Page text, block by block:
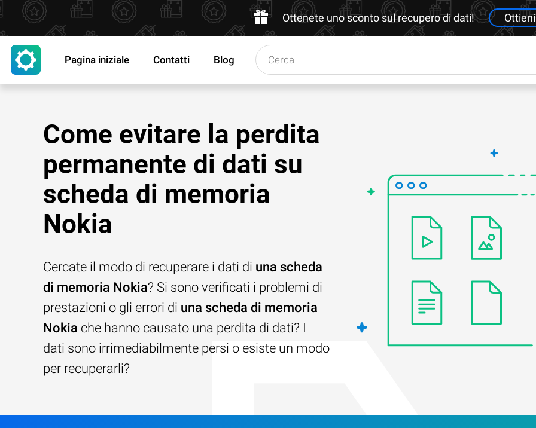
Ottenete uno sconto sul recupero di dati! Ottieni
Pagina iniziale Contatti Blog
Come evitare la perdita
permanente di dati su
scheda di memoria
Nokia
Cercate il modo di recuperare i dati di una scheda
di memoria Nokia? Si sono verificati i problemi di
prestazioni o gli errori di una scheda di memoria
Nokia che hanno causato una perdita di dati? I
dati sono irrimediabilmente persi o esiste un modo
per recuperarli?